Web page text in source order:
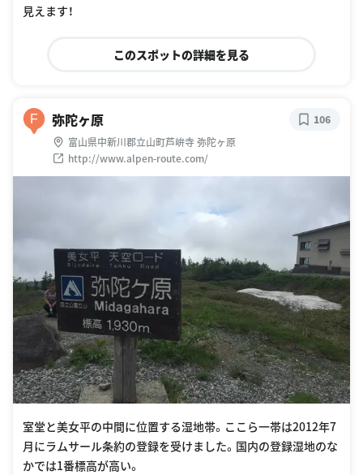
見えます！
このスポットの詳細を見る
F 弥陀ヶ原
富山県中新川郡立山町芦峅寺 弥陀ヶ原
http://www.alpen-route.com/
106
室堂と美女平の中間に位置する湿地帯。ここら一帯は2012年7
月にラムサール条約の登録を受けました。国内の登録湿地のな
かでは1番標高が高い。